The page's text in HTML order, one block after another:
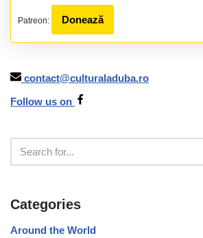
Patreon: Donează
contact@culturaladuba.ro
Follow us on
Categories
Around the World